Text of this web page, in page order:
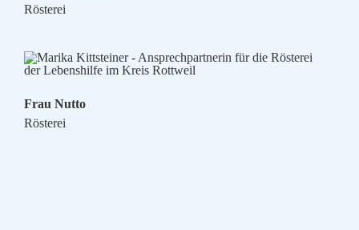
Rösterei
Frau Nutto
Rösterei